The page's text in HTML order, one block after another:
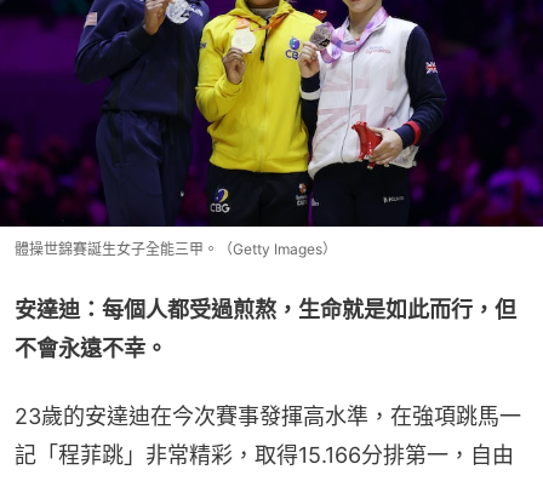
體操世錦賽誕生女子全能三甲。（Getty Images）
安達迪：每個人都受過煎熬，生命就是如此而行，但
不會永遠不幸。
23歲的安達迪在今次賽事發揮高水準，在強項跳馬一
記「程菲跳」非常精彩，取得15.166分排第一，自由